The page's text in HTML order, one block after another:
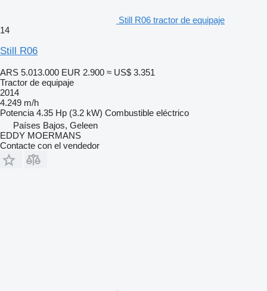
Still R06 tractor de equipaje
14
Still R06
ARS 5.013.000 EUR 2.900 ≈ US$ 3.351
Tractor de equipaje
2014
4.249 m/h
Potencia 4.35 Hp (3.2 kW) Combustible eléctrico
Países Bajos, Geleen
EDDY MOERMANS
Contacte con el vendedor